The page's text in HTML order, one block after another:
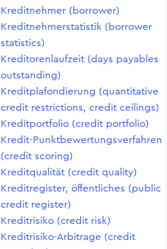
Kreditnehmer (borrower)
Kreditnehmerstatistik (borrower
statistics)
Kreditorenlaufzeit (days payables
outstanding)
Kreditplafondierung (quantitative
credit restrictions, credit ceilings)
Kreditportfolio (credit portfolio)
Kredit-Punktbewertungsverfahren
(credit scoring)
Kreditqualität (credit quality)
Kreditregister, öffentliches (public
credit register)
Kreditrisiko (credit risk)
Kreditrisiko-Arbitrage (credit